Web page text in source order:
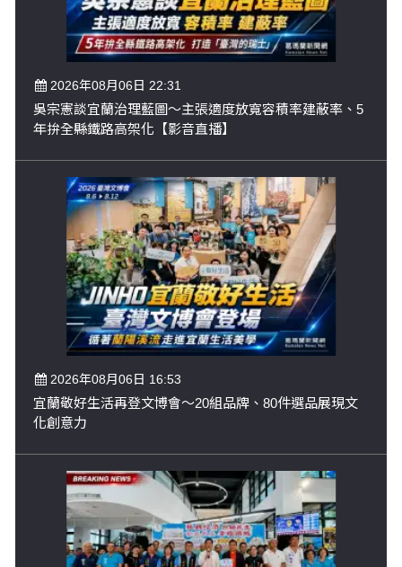
2026年08月06日 22:31
吳宗憲談宜蘭治理藍圖～主張適度放寬容積率建蔽率、5
年拚全縣鐵路高架化【影音直播】
2026年08月06日 16:53
宜蘭敬好生活再登文博會～20組品牌、80件選品展現文
化創意力